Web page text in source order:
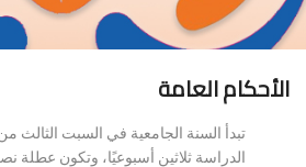
الأحكام العامة
تبدأ السنة الجامعية في السبت الثالث
الدراسة ثلاثين أسبوعيًا، وتكون عطلة